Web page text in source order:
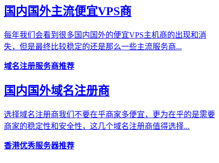
国内国外主流便宜VPS商
每年我们会看到很多国内国外的便宜VPS主机商的出现和消
失，但是最终比较稳定的还是那么一些主流服务商...
域名注册服务商推荐
国内国外域名注册商
选择域名注册商我们不要在乎商家多便宜，更为在乎的是需要
商家的稳定性和安全性，这几个域名注册商值得选择...
香港优秀服务器推荐